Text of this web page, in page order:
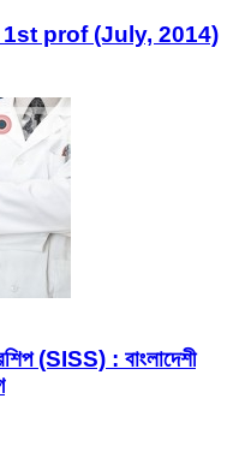
prof (July, 2014)
(SISS) : বাংলাদেশী